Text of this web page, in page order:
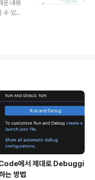
위 과
내용
수 있습
서 이 l
다고 합
더한
0 또는 1
에서 제대로 Debuggi
는 방법